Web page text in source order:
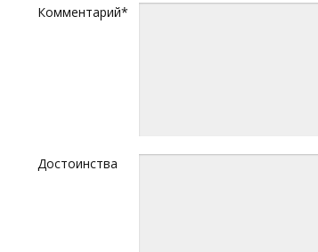
Комментарий*
Достоинства